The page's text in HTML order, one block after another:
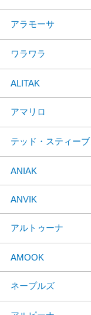
アラモーサ
ワラワラ
ALITAK
アマリロ
テッド・スティー
ANIAK
ANVIK
アルトゥーナ
AMOOK
ネープルズ